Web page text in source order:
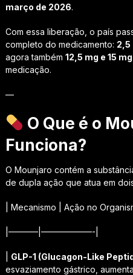
março de 2026.
Com essa liberação, o país
completo do medicamento: 2,5
agora também 12,5 mg e 15 mg
medicação.
—
O Que é o
Funciona?
O Mounjaro contém a
de dupla ação que atua em
| Mecanismo | Ação no
|———–|——————-|
GLP-1 (Glucagon-Like
esvaziamento gástrico,